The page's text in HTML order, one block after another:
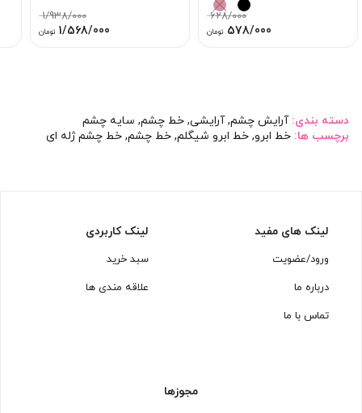
628/000
قیمت
578/000 تومانقیمت
1/938/000
قیمت
1/568/000 تومانقیمت
دسته بندی:آرایش چشم,آرایشی, خط چشم, سایه چشم
برچسب ها: خط ابرو, خط ابرو شیگلم, خط چشم, خط چشم ژله ای
لینک های مفید
ورود/عضویت
درباره ما
تماس با ما
لینک کاربردی
سبد خرید
علاقه مندی ها
مجوزها